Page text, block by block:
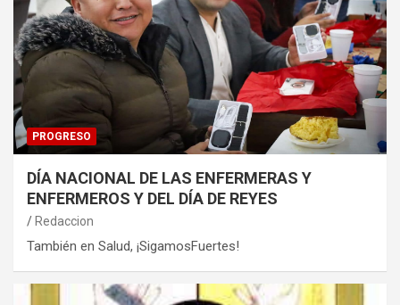
PROGRESO
DÍA NACIONAL DE LAS ENFERMERAS Y
ENFERMEROS Y DEL DÍA DE REYES
Redaccion
También en Salud, ¡SigamosFuertes!